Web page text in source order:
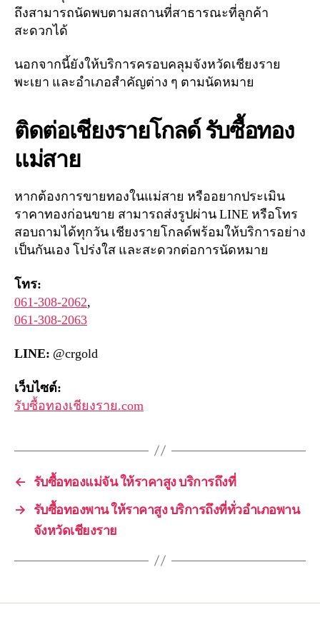
ถึงสามารถนัดพบตามสถานที่สาธารณะที่ลูกค้า
สะดวกได้
นอกจากนี้ยังให้บริการครอบคลุมจังหวัดเชียงราย
พะเยา และอำเภอสำคัญต่าง ๆ ตามนัดหมาย
ติดต่อเชียงรายโกลด์ รับซื้อทอง
แม่สาย
หากต้องการขายทองในแม่สาย หรืออยากประเมิน
ราคาทองก่อนขาย สามารถส่งรูปผ่าน LINE หรือโทร
สอบถามได้ทุกวัน เชียงรายโกลด์พร้อมให้บริการอย่าง
เป็นกันเอง โปร่งใส และสะดวกต่อการนัดหมาย
โทร:
061-308-2062,
061-308-2063
LINE: @crgold
เว็บไซต์:
รับซื้อทองเชียงราย.com
←
รับซื้อทองแม่จัน ให้ราคาสูง บริการถึงที่
→
รับซื้อทองพาน ให้ราคาสูง บริการถึงที่ทั่วอำเภอพาน
จังหวัดเชียงราย